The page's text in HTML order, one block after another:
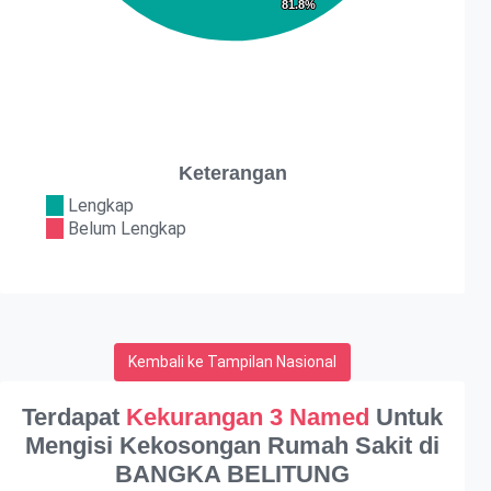
81.8%
81.8%
Keterangan
Lengkap
Belum Lengkap
Kembali ke Tampilan Nasional
Terdapat Kekurangan 3 Named Untuk
Mengisi Kekosongan Rumah Sakit di
BANGKA BELITUNG